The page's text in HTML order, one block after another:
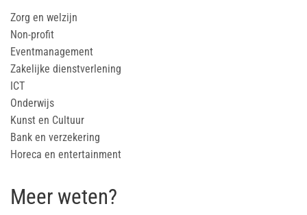
Zorg en welzijn
Non-profit
Eventmanagement
Zakelijke dienstverlening
ICT
Onderwijs
Kunst en Cultuur
Bank en verzekering
Horeca en entertainment
Meer weten?